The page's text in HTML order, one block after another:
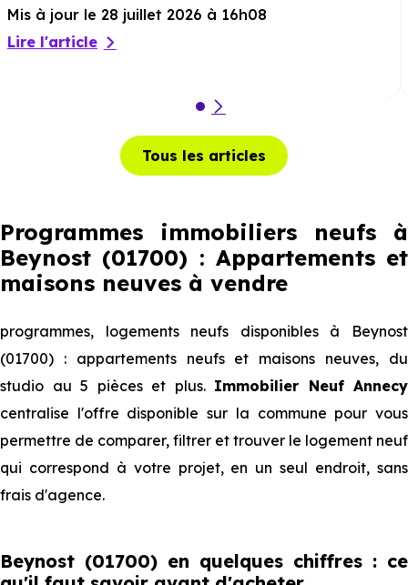
Mis à jour le 28 juillet 2026 à 16h08
Lire l'article
Tous les articles
Programmes immobiliers neufs à
Beynost (01700) : Appartements et
maisons neuves à vendre
programmes, logements neufs disponibles à Beynost
(01700) : appartements neufs et maisons neuves, du
studio au 5 pièces et plus. Immobilier Neuf Annecy
centralise l'offre disponible sur la commune pour vous
permettre de comparer, filtrer et trouver le logement neuf
qui correspond à votre projet, en un seul endroit, sans
frais d'agence.
Beynost (01700) en quelques chiffres : ce